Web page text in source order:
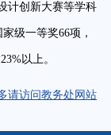
计创新大赛等学科
级一等奖66项，
以上。
请访问教务处网站